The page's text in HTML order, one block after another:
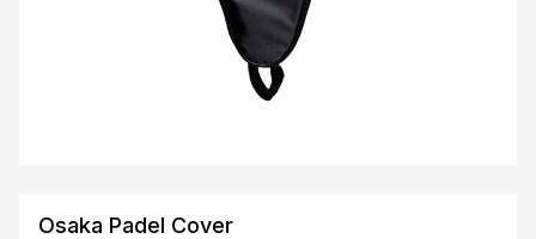
Osaka Padel Cover